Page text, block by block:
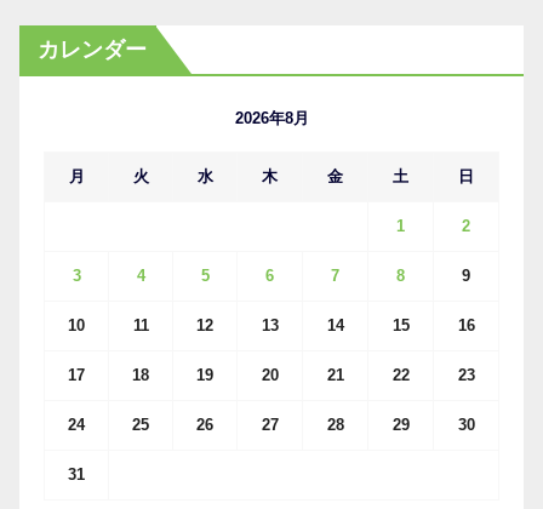
カ
イ
カレンダー
2026年8月
月 火 水 木 金 土 日
1 2
3 4 5 6 7 8 9
10 11 12 13 14 15 16
17 18 19 20 21 22 23
24 25 26 27 28 29 30
31